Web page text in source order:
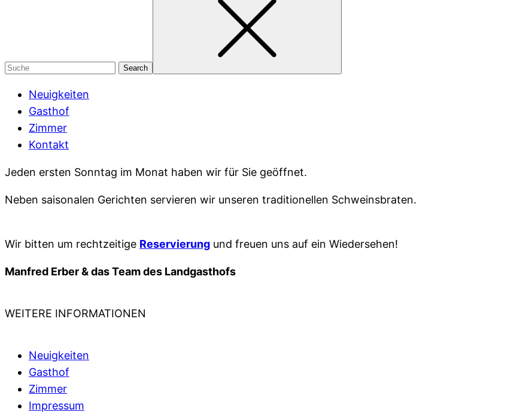
Neuigkeiten
Gasthof
Zimmer
Kontakt
Jeden ersten Sonntag im Monat haben wir für Sie geöffnet.
Neben saisonalen Gerichten servieren wir unseren traditionellen Schweinsbraten.
Wir bitten um rechtzeitige Reservierung und freuen uns auf ein Wiedersehen!
Manfred Erber & das Team des Landgasthofs
WEITERE INFORMATIONEN
Neuigkeiten
Gasthof
Zimmer
Impressum